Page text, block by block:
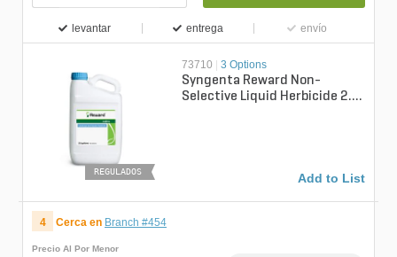
levantar entrega envío
REGULADOS
73710 3 Options
Syngenta Reward Non-
Selective Liquid Herbicide 2.5
Add to List
4 Cerca en Branch #454
Precio Al Por Menor